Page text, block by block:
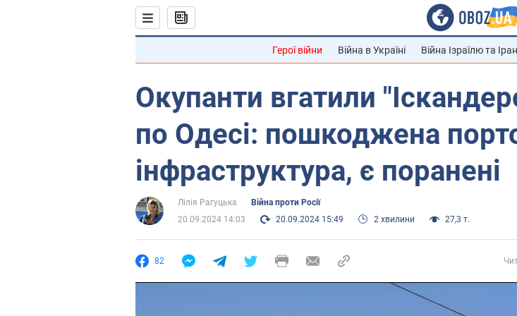
Герої війни Війна в Україні Війна Ізраїлю та
Окупанти вгатили
по Одесі: пошкоджена
інфраструктура, є поранені
Лілія Рагуцька
Війна проти Росії
20.09.2024 14:03
20.09.2024 15:49 2 хвилини 27,3 т.
82